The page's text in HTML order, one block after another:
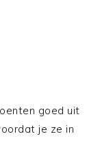
goed uit
je ze in